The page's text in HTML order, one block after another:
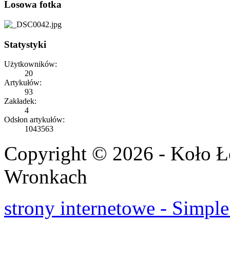
Losowa fotka
Statystyki
Użytkowników:
20
Artykułów:
93
Zakładek:
4
Odsłon artykułów:
1043563
Copyright © 2026 - Koło
Wronkach
strony internetowe -